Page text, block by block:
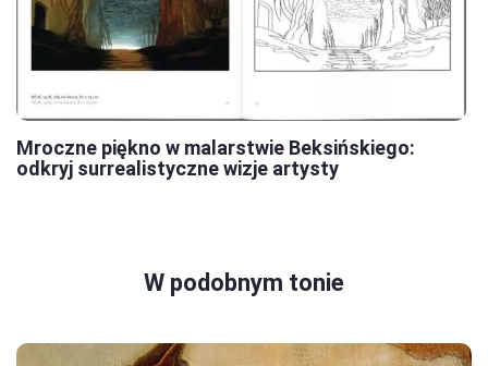
Mroczne piękno w malarstwie Beksińskiego:
odkryj surrealistyczne wizje artysty
W podobnym tonie